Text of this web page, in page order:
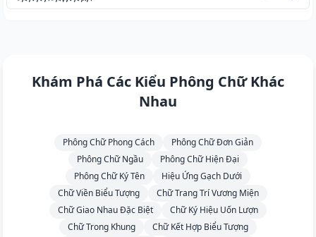
Khám Phá Các Kiểu Phông Chữ Khác
Nhau
Phông Chữ Phong Cách
Phông Chữ Đơn Giản
Phông Chữ Ngầu
Phông Chữ Hiện Đại
Phông Chữ Ký Tên
Hiệu Ứng Gạch Dưới
Chữ Viền Biểu Tượng
Chữ Trang Trí Vương Miện
Chữ Giao Nhau Đặc Biệt
Chữ Ký Hiệu Uốn Lượn
Chữ Trong Khung
Chữ Kết Hợp Biểu Tượng